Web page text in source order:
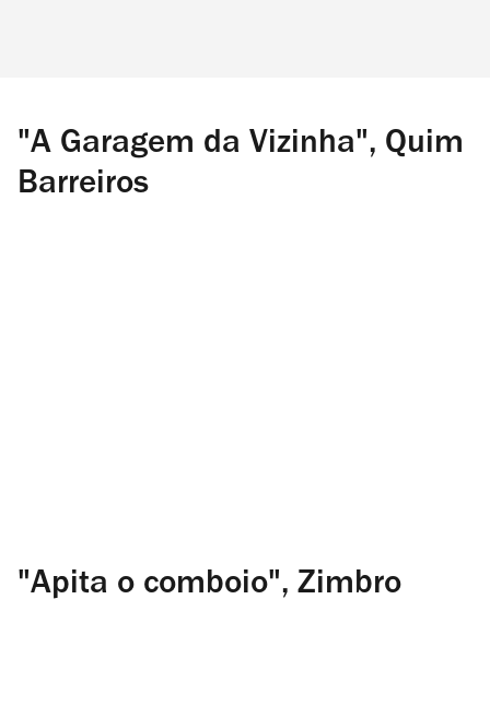
"A Garagem da Vizinha", Quim
Barreiros
"Apita o comboio", Zimbro